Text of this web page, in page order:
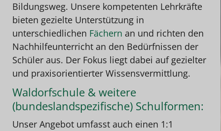
Bildungsweg. Unsere kompetenten Lehrkräfte
bieten gezielte Unterstützung in
unterschiedlichen Fächern an und richten den
Nachhilfeunterricht an den Bedürfnissen der
Schüler aus. Der Fokus liegt dabei auf gezielter
und praxisorientierter Wissensvermittlung.
Waldorfschule & weitere
(bundeslandspezifische) Schulformen:
Unser Angebot umfasst auch einen 1:1